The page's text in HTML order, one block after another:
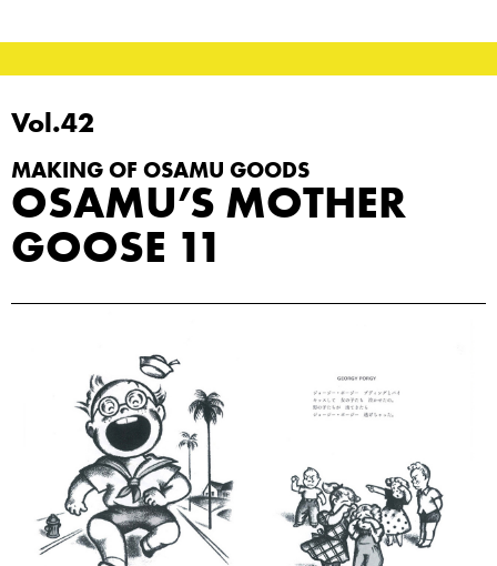
Vol.42
MAKING OF OSAMU GOODS
OSAMU’S MOTHER
GOOSE 11